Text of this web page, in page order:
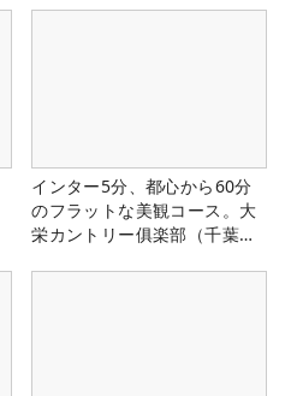
インター5分、都心から60分
のフラットな美観コース。大
栄カントリー俱楽部（千葉